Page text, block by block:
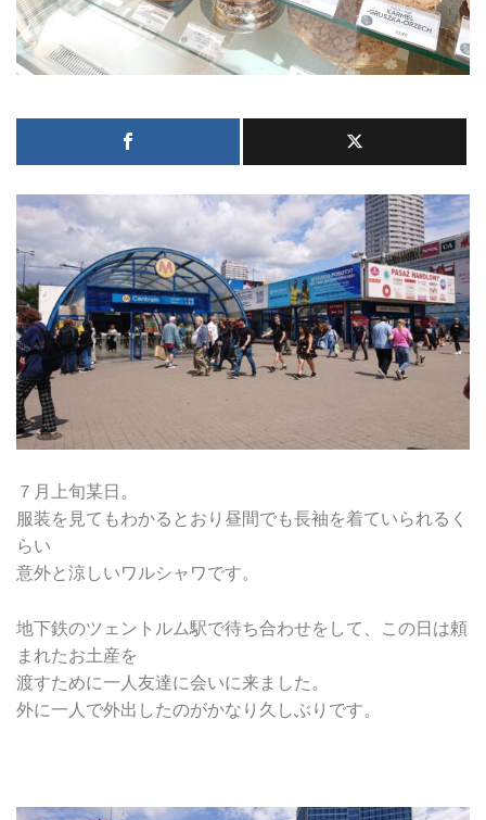
７月上旬某日。
服装を見てもわかるとおり昼間でも長袖を着ていられるく
らい
意外と涼しいワルシャワです。
地下鉄のツェントルム駅で待ち合わせをして、この日は頼
まれたお土産を
渡すために一人友達に会いに来ました。
外に一人で外出したのがかなり久しぶりです。